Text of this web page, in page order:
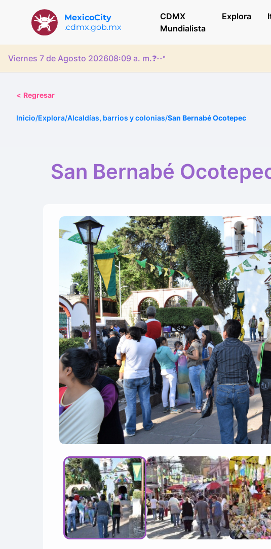
MexicoCity
.cdmx.gob.mx
CDMX
Mundialista
Explora
Viernes 7 de Agosto 202608:09 a. m.❓--°
< Regresar
Inicio/Explora/Alcaldías, barrios y colonias/San Bernabé Ocotepec
San Bernabé